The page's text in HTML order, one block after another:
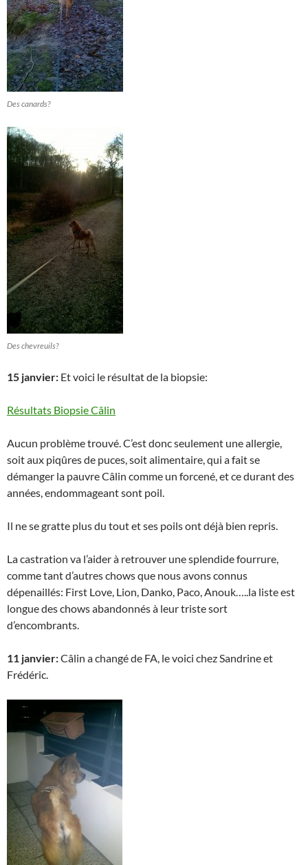
Des canards?
Des chevreuils?
15 janvier: Et voici le résultat de la biopsie:
Résultats Biopsie Câlin
Aucun problème trouvé. C’est donc seulement une allergie,
soit aux piqûres de puces, soit alimentaire, qui a fait se
démanger la pauvre Câlin comme un forcené, et ce durant des
années, endommageant sont poil.
Il ne se gratte plus du tout et ses poils ont déjà bien repris.
La castration va l’aider à retrouver une splendide fourrure,
comme tant d’autres chows que nous avons connus
dépenaillés: First Love, Lion, Danko, Paco, Anouk…..la liste est
longue des chows abandonnés à leur triste sort
d’encombrants.
11 janvier:Câlin a changé de FA, le voici chez Sandrine et
Frédéric.